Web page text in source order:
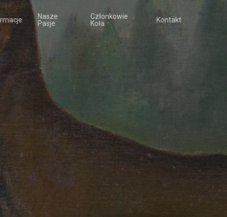
Nasze
Pasje
Członkowie
Koła
Kontakt